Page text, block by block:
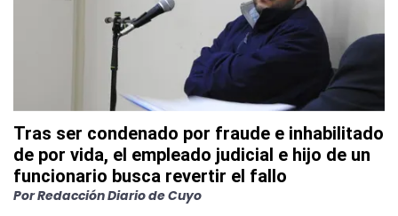
Tras ser condenado por fraude e inhabilitado
de por vida, el empleado judicial e hijo de un
funcionario busca revertir el fallo
PorRedacción Diario de Cuyo